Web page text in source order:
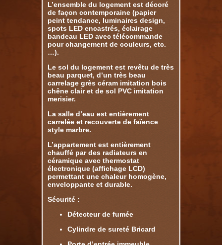
L’ensemble du logement est décoré
de façon contemporaine (papier
peint tendance, luminaires design,
spots LED encastrés, éclairage
bandeau LED avec télécommande
pour changement de couleurs, etc.
…).
Le sol du logement est revêtu de très
beau parquet, d’un très beau
carrelage grès céram imitation bois
chêne clair et de sol PVC imitation
merisier.
La salle d’eau est entièrement
carrelée et recouverte de faïence
style marbre.
L’appartement est entièrement
chauffé par des radiateurs en
céramique avec thermostat
électronique (affichage LCD)
permettant une chaleur homogène,
enveloppante et durable.
Sécurité :
Détecteur de fumée
Cylindre de sureté Bricard